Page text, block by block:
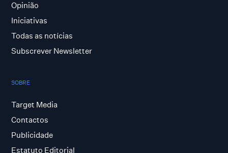
Opinião
Iniciativas
Todas as notícias
Subscrever Newsletter
SOBRE
Target Media
Contactos
Publicidade
Estatuto Editorial